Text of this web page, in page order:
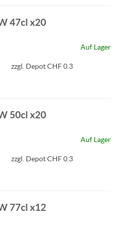
47cl x20
Auf Lager
zzgl. Depot CHF 0.3
50cl x20
Auf Lager
zzgl. Depot CHF 0.3
77cl x12